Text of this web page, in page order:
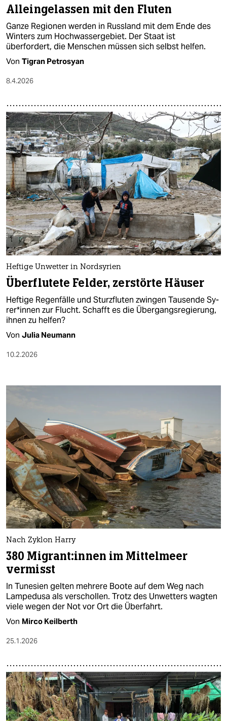
Alleingelassen mit den Fluten
Ganze Regionen werden in Russland mit dem Ende des
Winters zum Hochwassergebiet. Der Staat ist
überfordert, die Menschen müssen sich selbst helfen.
Von Tigran Petrosyan
8.4.2026
Heftige Unwetter in Nordsyrien
Überflutete Felder, zerstörte Häuser
Heftige Regenfälle und Sturzfluten zwingen Tausende Sy­
re­r*in­nen zur Flucht. Schafft es die Übergangsregierung,
ihnen zu helfen?
Von Julia Neumann
10.2.2026
Nach Zyklon Harry
380 Mi­gran­t:in­nen im Mittelmeer
vermisst
In Tunesien gelten mehrere Boote auf dem Weg nach
Lampedusa als verschollen. Trotz des Unwetters wagten
viele wegen der Not vor Ort die Überfahrt.
Von Mirco Keilberth
25.1.2026